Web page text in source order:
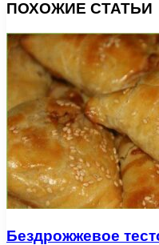
ПОХОЖИЕ СТАТЬИ
Бездрожжевое